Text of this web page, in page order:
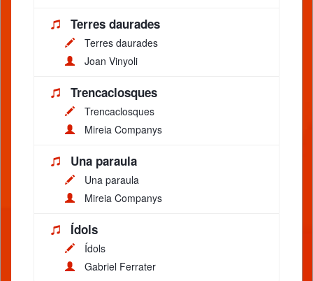
Terres daurades
Terres daurades
Joan Vinyoli
Trencaclosques
Trencaclosques
Mireia Companys
Una paraula
Una paraula
Mireia Companys
Ídols
Ídols
Gabriel Ferrater